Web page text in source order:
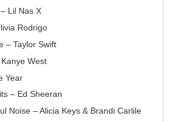
Lil Nas X
Rodrigo
– Taylor Swift
West
Year
– Ed Sheeran
Noise – Alicia Keys & Brandi Carlile